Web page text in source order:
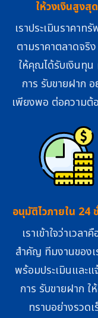
ให้วงเงินสูงสุด
เราประเมินราคาท
ตามราคาตลาดจริ
ให้คุณได้รับเงินทุน
การ รับขายฝาก อ
เพียงพอ ต่อความต้
อนุมัติไวภายใน 24
เราเข้าใจว่าเวลา
สำคัญ ทีมงานของเ
พร้อมประเมินและ
การ รับขายฝาก
ทราบอย่างรวดเ